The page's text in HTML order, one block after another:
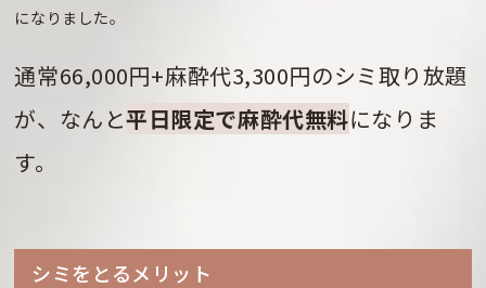
になりました。
通常66,000円+麻酔代3,300円のシミ取り放題
が、なんと平日限定で麻酔代無料になりま
す。
シミをとるメリット